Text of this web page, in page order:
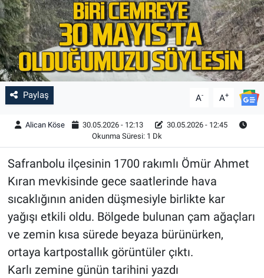
Paylaş A- A+
Alican Köse 30.05.2026 - 12:13
30.05.2026 - 12:45
Okunma Süresi: 1 Dk
Safranbolu ilçesinin 1700 rakımlı Ömür Ahmet
Kıran mevkisinde gece saatlerinde hava
sıcaklığının aniden düşmesiyle birlikte kar
yağışı etkili oldu. Bölgede bulunan çam ağaçları
ve zemin kısa sürede beyaza bürünürken,
ortaya kartpostallık görüntüler çıktı.
Karlı zemine günün tarihini yazdı